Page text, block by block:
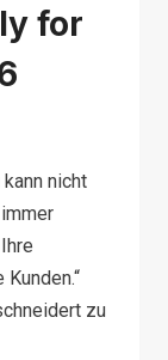
for
nicht
zu